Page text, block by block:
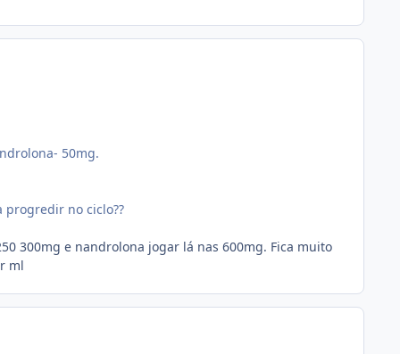
50mg.
no ciclo??
300mg e nandrolona jogar lá nas 600mg. Fica muito
ml